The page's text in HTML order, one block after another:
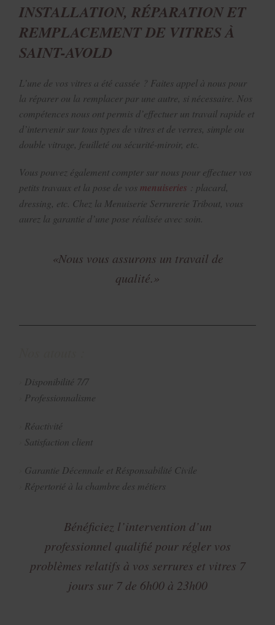
INSTALLATION, RÉPARATION ET
REMPLACEMENT DE VITRES À
SAINT-AVOLD
L’une de vos vitres a été cassée ? Faites appel à nous pour
la réparer ou la remplacer par une autre, si nécessaire. Nos
compétences nous ont permis d’effectuer un travail rapide et
d’intervenir sur tous types de vitres et de verres, simple ou
double vitrage, feuilleté ou sécurité-miroir, etc.
Vous pouvez également compter sur nous pour effectuer vos
petits travaux et la pose de vos menuiseries : placard,
dressing, etc. Chez la Menuiserie Serrurerie Tribout, vous
aurez la garantie d’une pose réalisée avec soin.
«Nous vous assurons un travail de
qualité.»
Disponibilité 7/7
Professionnalisme
Réactivité
Satisfaction client
Garantie Décennale et Résponsabilité Civile
Répertorié à la chambre des métiers
Bénéficiez l’intervention d’un
professionnel qualifié pour régler vos
problèmes relatifs à vos serrures et vitres 7
jours sur 7 de 6h00 à 23h00